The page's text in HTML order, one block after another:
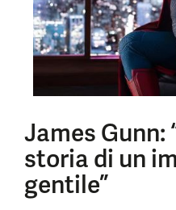
James Gunn:
storia di un
gentile”